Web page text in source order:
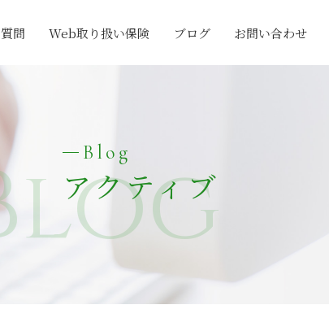
問 Web取り扱い保険 ブログ お問い合わせ
Blog
アクティブ